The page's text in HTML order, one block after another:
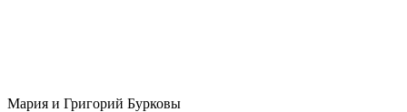
Мария и Григорий Бурковы